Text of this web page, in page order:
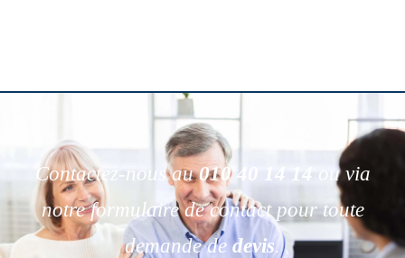
Contactez-nous au010 40 14 14
ou via
notre formulaire de contact pour toute
demande de devis.